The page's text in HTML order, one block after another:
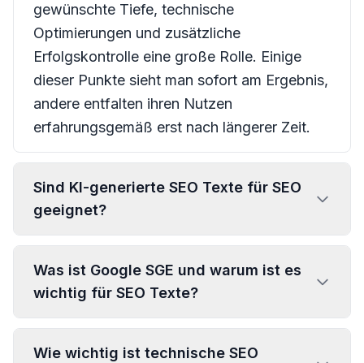
gewünschte Tiefe, technische
Optimierungen und zusätzliche
Erfolgskontrolle eine große Rolle. Einige
dieser Punkte sieht man sofort am Ergebnis,
andere entfalten ihren Nutzen
erfahrungsgemäß erst nach längerer Zeit.
Sind KI-generierte SEO Texte für SEO
geeignet?
Was ist Google SGE und warum ist es
wichtig für SEO Texte?
Wie wichtig ist technische SEO